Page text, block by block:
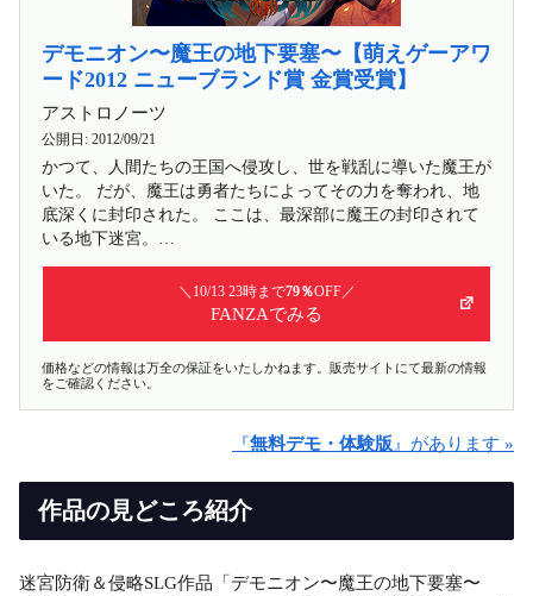
デモニオン〜魔王の地下要塞〜【萌えゲーアワ
ード2012 ニューブランド賞 金賞受賞】
アストロノーツ
公開日: 2012/09/21
かつて、人間たちの王国へ侵攻し、世を戦乱に導いた魔王が
いた。 だが、魔王は勇者たちによってその力を奪われ、地
底深くに封印された。 ここは、最深部に魔王の封印されて
いる地下迷宮。…
＼10/13 23時まで79％OFF／
FANZAでみる
価格などの情報は万全の保証をいたしかねます。販売サイトにて最新の情報
をご確認ください。
『無料デモ・体験版』があります »
作品の見どころ紹介
迷宮防衛＆侵略SLG作品「デモニオン〜魔王の地下要塞〜